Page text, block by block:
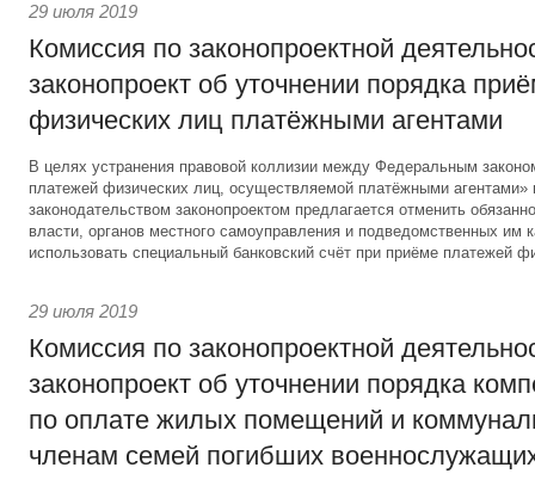
29 июля 2019
Комиссия по законопроектной
законопроект об уточнении порядка
физических лиц платёжными агентами
В целях устранения правовой коллизии между Федеральным
платежей физических лиц, осуществляемой платёжными
законодательством законопроектом предлагается отменить
власти, органов местного самоуправления и подведомственных им
использовать специальный банковский счёт при приёме платежей
29 июля 2019
Комиссия по законопроектной
законопроект об уточнении порядка
по оплате жилых помещений и
членам семей погибших